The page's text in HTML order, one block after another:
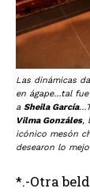
Las dinámicas
en ágape…tal
a Sheila García
Vilma Gonzáles,
icónico mesón
desearon lo
*.-Otra